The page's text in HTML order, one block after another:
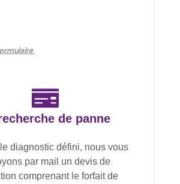
de panne
diagnostic défini, nous vous
par mail un devis de
comprenant le forfait de